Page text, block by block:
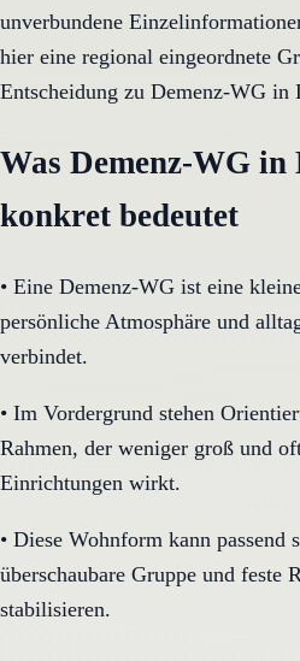
unverbundene
hier eine regional eingeordnete
Entscheidung zu Demenz-WG in
Was Demenz-WG in
konkret bedeutet
• Eine Demenz-WG ist eine
persönliche Atmosphäre und
verbindet.
• Im Vordergrund stehen
Rahmen, der weniger groß und
Einrichtungen wirkt.
• Diese Wohnform kann passend
überschaubare Gruppe und feste
stabilisieren.